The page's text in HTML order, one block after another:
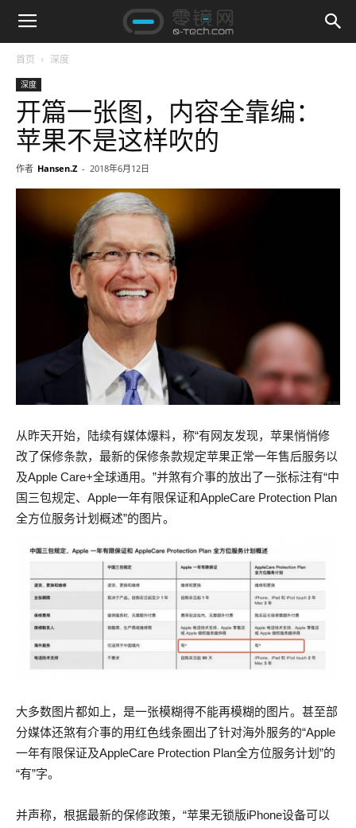
首页 深度
深度
开篇一张图，内容全靠编：
苹果不是这样吹的
作者 Hansen.Z - 2018年6月12日
从昨天开始，陆续有媒体爆料，称“有网友发现，苹果悄悄修
改了保修条款，最新的保修条款规定苹果正常一年售后服务以
及Apple Care+全球通用。”并煞有介事的放出了一张标注有“中
国三包规定、Apple一年有限保证和AppleCare Protection Plan
全方位服务计划概述”的图片。
大多数图片都如上，是一张模糊得不能再模糊的图片。甚至部
分媒体还煞有介事的用红色线条圈出了针对海外服务的“Apple
一年有限保证及AppleCare Protection Plan全方位服务计划”的
“有”字。
并声称，根据最新的保修政策，“苹果无锁版iPhone设备可以